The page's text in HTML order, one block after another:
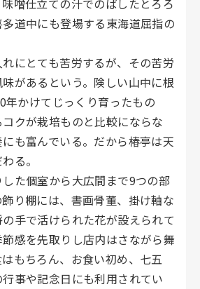
噌仕立ての汁でのばしたとろろ
道中にも登場する東海道屈指の
にとても苦労するが、その苦労
があるという。険しい山中に根
年かけてじっくり育ったもの
クが栽培ものと比較にならな
も富んでいる。だから椿亭は天
る。
た個室から大広間まで9つの部
り棚には、書画骨董、掛け軸な
手で活けられた花が設えられて
感を先取りし店内はさながら舞
もちろん、お食い初め、七五
事や記念日にも利用されてい